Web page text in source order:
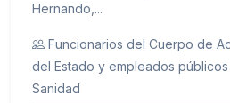
Hernando,...
Funcionarios del Cuerpo de
del Estado y empleados
Sanidad